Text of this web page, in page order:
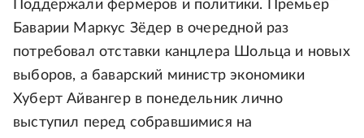
Поддержали фермеров и политики. Премьер
Баварии Маркус Зёдер в очередной раз
потребовал отставки канцлера Шольца и новых
выборов, а баварский министр экономики
Хуберт Айвангер в понедельник лично
выступил перед собравшимися на